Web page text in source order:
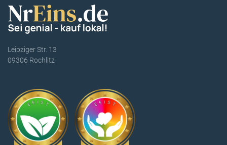
Leipziger Str. 13
09306 Rochlitz